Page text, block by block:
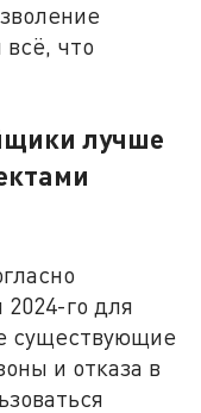
всё, что
лучше
го для
существующие
и отказа в